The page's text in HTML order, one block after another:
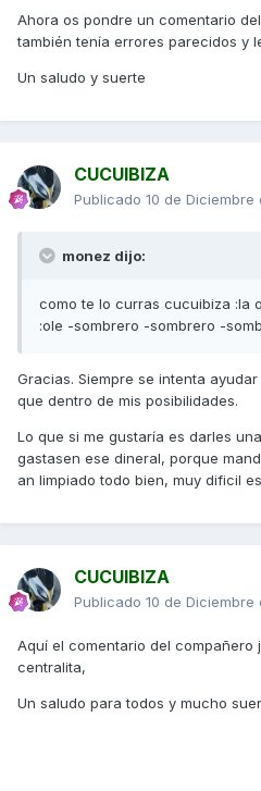
Ahora os pondre un comentario
también tenía errores parecidos y
Un saludo y suerte
CUCUIBIZA
Publicado 10 de Diciembre
monez dijo:
como te lo curras cucuibiza :la
:ole -sombrero -sombrero -
Gracias. Siempre se intenta
que dentro de mis posibilidades.
Lo que si me gustaría es darles
gastasen ese dineral, porque
an limpiado todo bien, muy dificil
CUCUIBIZA
Publicado 10 de Diciembre
Aquí el comentario del compañero
centralita,
Un saludo para todos y mucho